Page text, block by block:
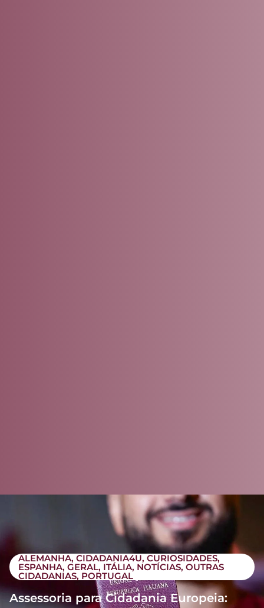
ALEMANHA, CIDADANIA4U, CURIOSIDADES,
ESPANHA, GERAL, ITÁLIA, NOTÍCIAS, OUTRAS
CIDADANIAS, PORTUGAL
Assessoria para Cidadania Europeia: